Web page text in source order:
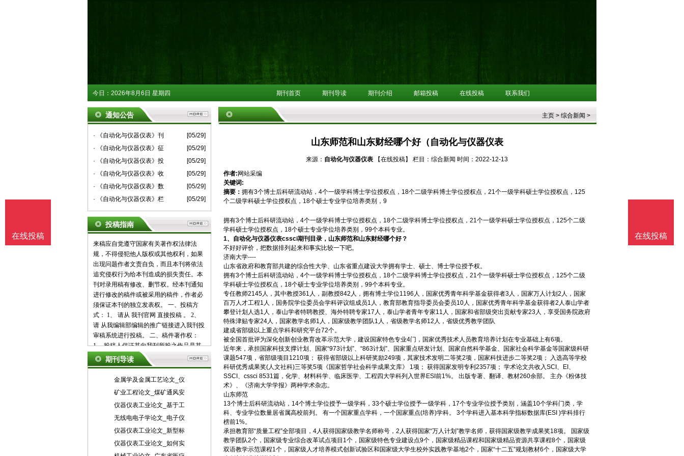
今日： 2026年8月6日 星期四 期刊首页 期刊导读 期刊介绍 邮箱投稿 在线投稿 联系我们
通知公告
· 《自动化与仪器仪表》刊
[05/29]
· 《自动化与仪器仪表》征
[05/29]
· 《自动化与仪器仪表》投
[05/29]
· 《自动化与仪器仪表》收
[05/29]
· 《自动化与仪器仪表》数
[05/29]
· 《自动化与仪器仪表》栏
[05/29]
投稿指南
来稿应自觉遵守国家有关著作权法律法
规，不得侵犯他人版权或其他权利，如果
出现问题作者文责自负，而且本刊将依法
追究侵权行为给本刊造成的损失责任。本
刊对录用稿有修改、删节权。经本刊通知
进行修改的稿件或被采用的稿件，作者必
须保证本刊的独立发表权。 一、投稿方
式： 1、 请从 我刊官网 直接投稿 。 2、
请 从我编辑部编辑的推广链接进入我刊投
审稿系统进行投稿。 二、稿件著作权：
1、 投稿人保证其向我刊所投之作品是其
本人或与他人合作创作之成果，或对所投
作品拥有合法的著作权，无第三人对其作
品提出可成立之权利主张。 2、 投稿人保
发表。 3、 投稿人保证其作品不含有违反
宪法、法律及损害社会公共利益之内容。
4、 投稿人向我刊所投之作品不得同时向
第三方投送，即不允许一稿多投。 5、 投
包括但不限于：通过网络向公众传播、复
期刊导读
金属学及金属工艺论文_仪
矿业工程论文_煤矿通风安
仪器仪表工业论文_基于工
无线电电子学论文_电子仪
仪器仪表工业论文_新型标
仪器仪表工业论文_如何实
主页 > 综合新闻 >
山东师范和山东财经哪个好（自动化与仪器仪表
来源： 自动化与仪器仪表 【在线投稿】 栏目： 综合新闻 时间：2022-12-13
作者: 网站采编
关键词:
摘要： 拥有3个博士后科研流动站，4个一级学科博士学位授权点，18个二级学科博士学位授权点，21个一级学科硕士学位授权点，125
个二级学科硕士学位授权点，18个硕士专业学位培养类别，9
拥有3个博士后科研流动站，4个一级学科博士学位授权点，18个二级学科博士学位授权点，21个一级学科硕士学位授权点，125个二级
学科硕士学位授权点，18个硕士专业学位培养类别，99个本科专业。
1、 自动化与仪器仪表cssci期刊目录，山东师范和山东财经哪个好？
不好好评价，把数据排列起来和事实比较一下吧。
济南大学----
山东省政府和教育部共建的综合性大学、山东省重点建设大学拥有学士、硕士、博士学位授予权。
拥有3个博士后科研流动站，4个一级学科博士学位授权点，18个二级学科博士学位授权点，21个一级学科硕士学位授权点，125个二级
学科硕士学位授权点，18个硕士专业学位培养类别，99个本科专业。
专任教师2145人，其中教授361人，副教授842人，拥有博士学位1196人，国家优秀青年科学基金获得者3人，国家万人计划2人，国家
百万人才工程1人，国务院学位委员会学科评议组成员1人，教育部教育指导委员会委员10人，国家优秀青年科学基金获得者2人泰山学者
攀登计划人选1人，泰山学者特聘教授、海外特聘专家17人，泰山学者青年专家11人，国家和省部级突出贡献专家23人，享受国务院政府
特殊津贴专家24人，国家教学名师1人，国家级教学团队1人，省级教学名师12人，省级优秀教学团队
建成省部级以上重点学科和研究平台72个。
被全国首批评为深化创新创业教育改革示范大学，建设国家特色专业4门，国家优秀技术人员教育培养计划在专业基础上有6项。
近年来，承担国家科技支撑计划、国家“973计划”、“863计划”、国家重点研发计划、国家自然科学基金、国家社会科学基金等国家级科研
课题547项，省部级项目1210项； 获得省部级以上科研奖励249项，其家技术发明二等奖2项，国家科技进步二等奖2项； 入选高等学校
科研优秀成果奖(人文社科)三等奖5项《国家哲学社会科学成果文库》 1项； 获得国家发明专利2357项； 学术论文共收入SCI、EI、
SSCI、cssci 8531篇，化学、材料科学、临床医学、工程四大学科列入世界ESI前1%。 出版专著、翻译、教材260余部。 主办《粉体技
术》、《济南大学学报》两种学术杂志。
山东师范
13个博士后科研流动站，14个博士学位授予一级学科，33个硕士学位授予一级学科，17个专业学位授予类别，涵盖10个学科门类，学
科、专业学位数量居省属高校前列。 有一个国家重点学科，一个国家重点(培养)学科。 3个学科进入基本科学指标数据库(ESI )学科排行
榜前1%。
承担教育部“质量工程”全部项目，4人获得国家级教学名师称号，2人获得国家“万人计划”教学名师，获得国家级教学成果奖18项。 国家级
教学团队2个，国家级专业综合改革试点项目1个，国家级特色专业建设点9个，国家级精品课程和国家级精品资源共享课程8个，国家级
双语教学示范课程1个，国家级人才培养模式创新试验区和国家级大学生校外实践教学基地2个，国家“十二五”规划教材6个，国家级大学
在线投稿
在线投稿